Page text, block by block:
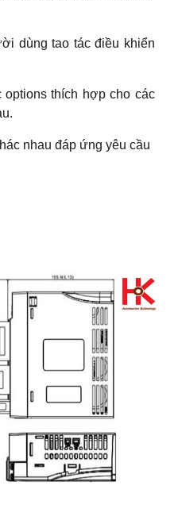
dùng tao tác điều khiển
options thích hợp cho các
nhau đáp ứng yêu cầu